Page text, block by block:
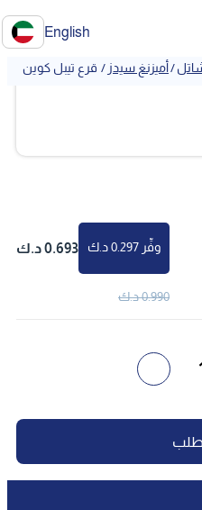
English
/أميزنغ سيدز / قرع تيبل كوين
وفِّر 0.297 د.ك 0.693 د.ك
0.990 د.ك